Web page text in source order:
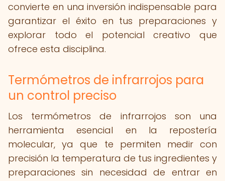
convierte en una inversión indispensable para
garantizar el éxito en tus preparaciones y
explorar todo el potencial creativo que
ofrece esta disciplina.
Termómetros de infrarrojos para
un control preciso
Los termómetros de infrarrojos son una
herramienta esencial en la repostería
molecular, ya que te permiten medir con
precisión la temperatura de tus ingredientes y
preparaciones sin necesidad de entrar en